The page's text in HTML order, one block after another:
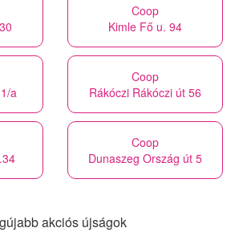
Coop
Kimle Fő u. 94
a
Coop
Rákóczi Rákóczi út 56
Coop
Dunaszeg Ország út 5
akciós újságok